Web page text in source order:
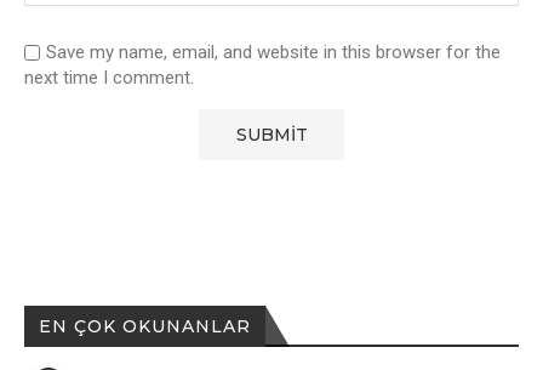
Save my name, email, and website in this browser for the
next time I comment.
EN ÇOK OKUNANLAR